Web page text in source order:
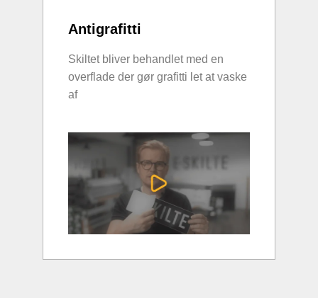
Antigrafitti
Skiltet bliver behandlet med en
overflade der gør grafitti let at vaske
af